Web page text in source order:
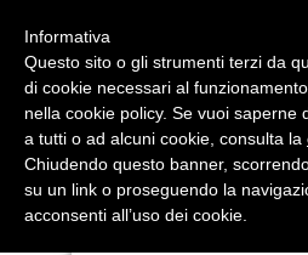
Informativa
Questo sito o gli strumenti terzi da
di cookie necessari al
nella cookie policy. Se vuoi saperne
a tutti o ad alcuni cookie, consulta la
Chiudendo questo banner,
su un link o proseguendo la
acconsenti all’uso dei cookie.